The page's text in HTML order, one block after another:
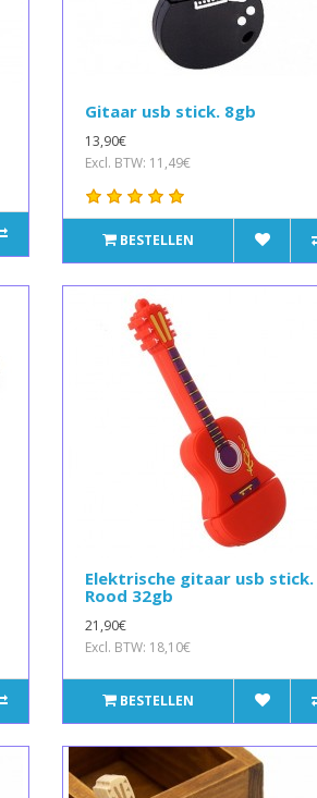
Gitaar usb stick. 8gb
13,90€
Excl. BTW: 11,49€
BESTELLEN
Elektrische gitaar usb stick.
Rood 32gb
21,90€
Excl. BTW: 18,10€
BESTELLEN